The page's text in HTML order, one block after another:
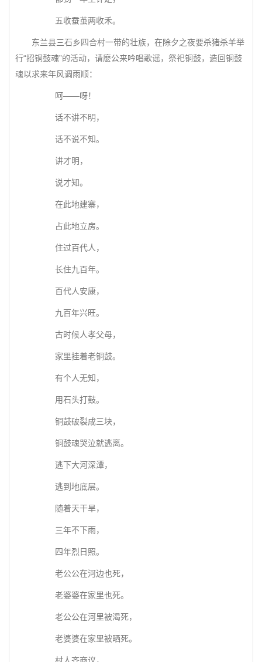
五收蚕茧两收禾。
东兰县三石乡四合村一带的壮族，在除夕之夜要杀猪杀羊举
行“招铜鼓魂”的活动，请麽公来吟唱歌谣，祭祀铜鼓，造回铜鼓
魂以求来年风调雨顺：
呵——呀！
话不讲不明，
话不说不知。
讲才明，
说才知。
在此地建寨，
占此地立房。
住过百代人，
长住九百年。
百代人安康，
九百年兴旺。
古时候人孝父母，
家里挂着老铜鼓。
有个人无知，
用石头打鼓。
铜鼓破裂成三块，
铜鼓魂哭泣就逃离。
逃下大河深潭，
逃到地底层。
随着天干旱，
三年不下雨，
四年烈日照。
老公公在河边也死，
老婆婆在家里也死。
老公公在河里被渴死，
老婆婆在家里被晒死。